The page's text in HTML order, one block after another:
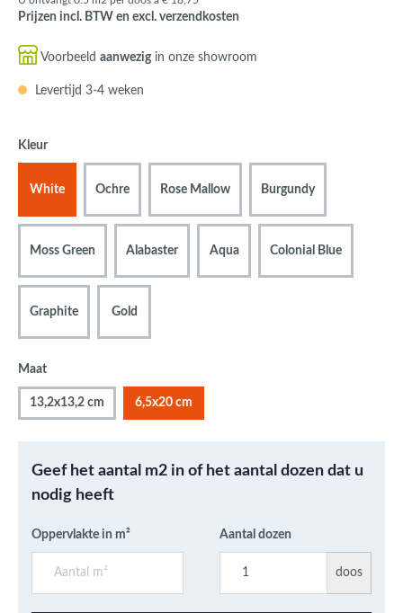
Prijzen incl. BTW en excl. verzendkosten
Voorbeeld aanwezigin onze showroom
Levertijd 3-4 weken
Kleur
White Ochre Rose Mallow Burgundy
Moss Green Alabaster Aqua Colonial Blue
Graphite Gold
Maat
13,2x13,2 cm 6,5x20 cm
Geef het aantal m2 in of het aantal dozen dat u
nodig heeft
Oppervlakte in m² Aantal dozen
doos